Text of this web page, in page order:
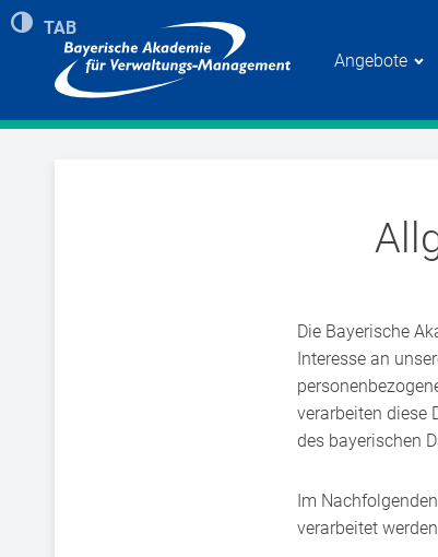
Umschalten auf hohe Kontraste
TAB
Zeigt roten Rand bei Navigation mit TAB Taste
Angebote
Die Bayerische
Interesse an
verarbeiten diese
des bayerischen
Im
verarbeitet